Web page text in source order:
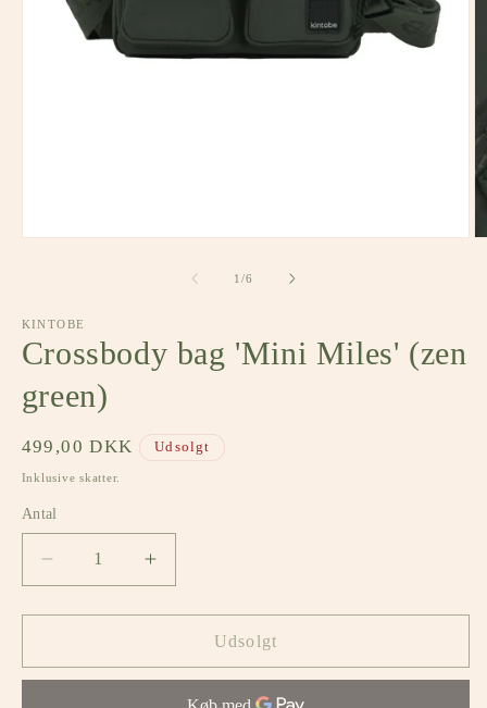
1/af
6
KINTOBE
Crossbody bag 'Mini Miles' (zen
green)
Normalpris
499,00 DKK Udsolgt
Inklusive skatter.
Antal
Antal
Reducer
antallet
for
bag
Øg
antallet
for
Crossbody
bag
Udsolgt